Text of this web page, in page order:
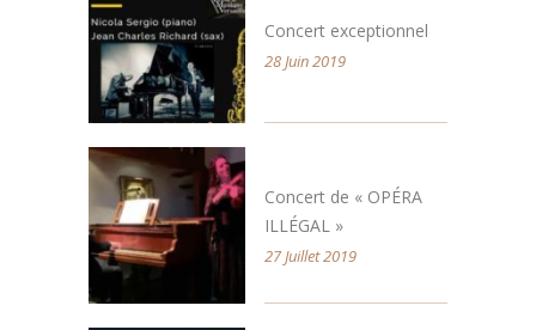
Concert exceptionnel
28 Juin 2019
Concert de « OPÉRA
ILLÉGAL »
27 Juillet 2019